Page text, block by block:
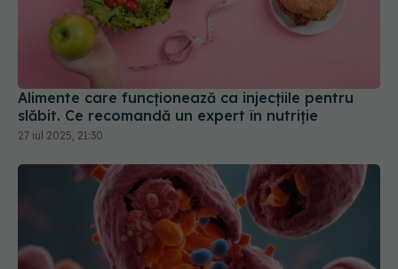
Alimente care funcționează ca injecțiile pentru
slăbit. Ce recomandă un expert în nutriție
27 iul 2025, 21:30